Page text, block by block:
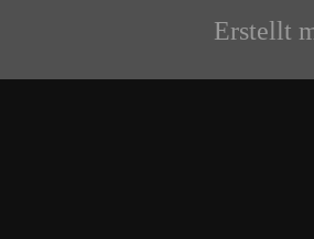
Erstellt